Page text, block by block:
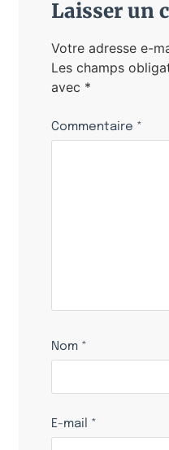
Laisser un
Votre adresse e-
Les champs
avec *
Commentaire *
Nom *
E-mail *